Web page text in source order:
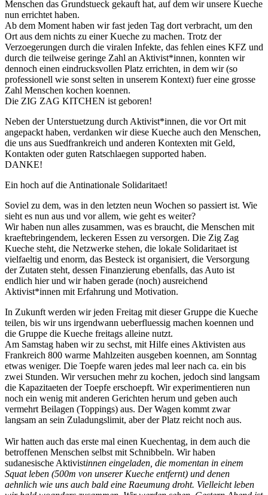
Menschen das Grundstueck gekauft hat, auf dem wir unsere Kueche
nun errichtet haben.
Ab dem Moment haben wir fast jeden Tag dort verbracht, um den
Ort aus dem nichts zu einer Kueche zu machen. Trotz der
Verzoegerungen durch die viralen Infekte, das fehlen eines KFZ und
durch die teilweise geringe Zahl an Aktivist*innen, konnten wir
dennoch einen eindrucksvollen Platz errichten, in dem wir (so
professionell wie sonst selten in unserem Kontext) fuer eine grosse
Zahl Menschen kochen koennen.
Die ZIG ZAG KITCHEN ist geboren!
Neben der Unterstuetzung durch Aktivist*innen, die vor Ort mit
angepackt haben, verdanken wir diese Kueche auch den Menschen,
die uns aus Suedfrankreich und anderen Kontexten mit Geld,
Kontakten oder guten Ratschlaegen supported haben.
DANKE!
Ein hoch auf die Antinationale Solidaritaet!
Soviel zu dem, was in den letzten neun Wochen so passiert ist. Wie
sieht es nun aus und vor allem, wie geht es weiter?
Wir haben nun alles zusammen, was es braucht, die Menschen mit
kraeftebringendem, leckeren Essen zu versorgen. Die Zig Zag
Kueche steht, die Netzwerke stehen, die lokale Solidaritaet ist
vielfaeltig und enorm, das Besteck ist organisiert, die Versorgung
der Zutaten steht, dessen Finanzierung ebenfalls, das Auto ist
endlich hier und wir haben gerade (noch) ausreichend
Aktivist*innen mit Erfahrung und Motivation.
In Zukunft werden wir jeden Freitag mit dieser Gruppe die Kueche
teilen, bis wir uns irgendwann ueberfluessig machen koennen und
die Gruppe die Kueche freitags alleine nutzt.
Am Samstag haben wir zu sechst, mit Hilfe eines Aktivisten aus
Frankreich 800 warme Mahlzeiten ausgeben koennen, am Sonntag
etwas weniger. Die Toepfe waren jedes mal leer nach ca. ein bis
zwei Stunden. Wir versuchen mehr zu kochen, jedoch sind langsam
die Kapazitaeten der Toepfe erschoepft. Wir experimentieren nun
noch ein wenig mit anderen Gerichten herum und geben auch
vermehrt Beilagen (Toppings) aus. Der Wagen kommt zwar
langsam an sein Zuladungslimit, aber der Platz reicht noch aus.
Wir hatten auch das erste mal einen Kuechentag, in dem auch die
betroffenen Menschen selbst mit Schnibbeln. Wir haben
sudanesische Aktivistinnen eingeladen, die momentan in einem
Squat leben (500m von unserer Kueche entfernt) und denen
aehnlich wie uns auch bald eine Raeumung droht. Vielleicht leben